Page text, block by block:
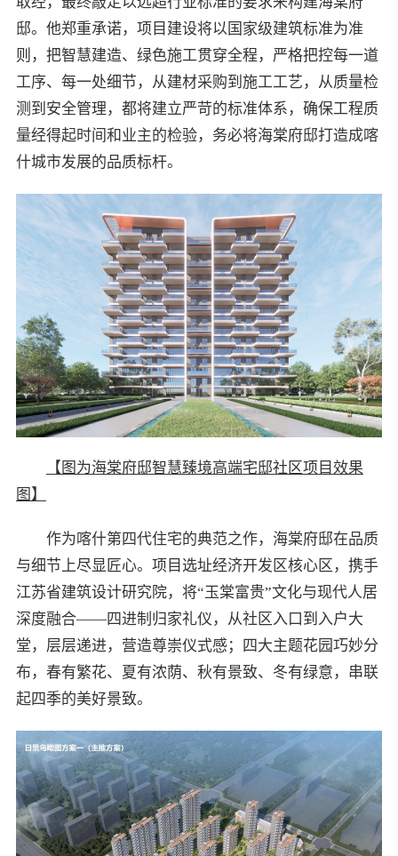
邸。他郑重承诺，项目建设将以国家级建筑标准为准
则，把智慧建造、绿色施工贯穿全程，严格把控每一道
工序、每一处细节，从建材采购到施工工艺，从质量检
测到安全管理，都将建立严苛的标准体系，确保工程质
量经得起时间和业主的检验，务必将海棠府邸打造成喀
什城市发展的品质标杆。
【图为海棠府邸智慧臻境高端宅邸社区项目效果
图】
作为喀什第四代住宅的典范之作，海棠府邸在品质
与细节上尽显匠心。项目选址经济开发区核心区，携手
江苏省建筑设计研究院，将“玉棠富贵”文化与现代人居
深度融合——四进制归家礼仪，从社区入口到入户大
堂，层层递进，营造尊崇仪式感；四大主题花园巧妙分
布，春有繁花、夏有浓荫、秋有景致、冬有绿意，串联
起四季的美好景致。